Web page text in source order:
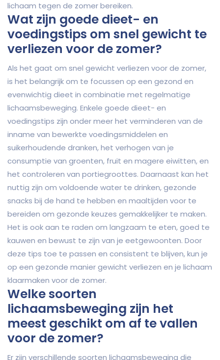
lichaam tegen de zomer bereiken.
Wat zijn goede dieet- en
voedingstips om snel gewicht te
verliezen voor de zomer?
Als het gaat om snel gewicht verliezen voor de zomer,
is het belangrijk om te focussen op een gezond en
evenwichtig dieet in combinatie met regelmatige
lichaamsbeweging. Enkele goede dieet- en
voedingstips zijn onder meer het verminderen van de
inname van bewerkte voedingsmiddelen en
suikerhoudende dranken, het verhogen van je
consumptie van groenten, fruit en magere eiwitten, en
het controleren van portiegroottes. Daarnaast kan het
nuttig zijn om voldoende water te drinken, gezonde
snacks bij de hand te hebben en maaltijden voor te
bereiden om gezonde keuzes gemakkelijker te maken.
Het is ook aan te raden om langzaam te eten, goed te
kauwen en bewust te zijn van je eetgewoonten. Door
deze tips toe te passen en consistent te blijven, kun je
op een gezonde manier gewicht verliezen en je lichaam
klaarmaken voor de zomer.
Welke soorten
lichaamsbeweging zijn het
meest geschikt om af te vallen
voor de zomer?
Er zijn verschillende soorten lichaamsbeweging die